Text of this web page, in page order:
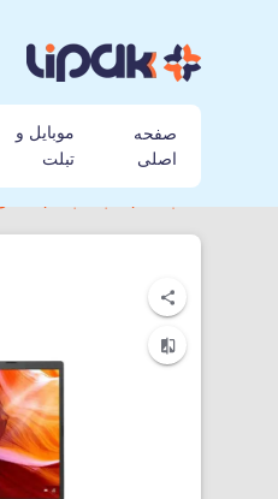
صفحه
اصلی
موبایل و
تبلت